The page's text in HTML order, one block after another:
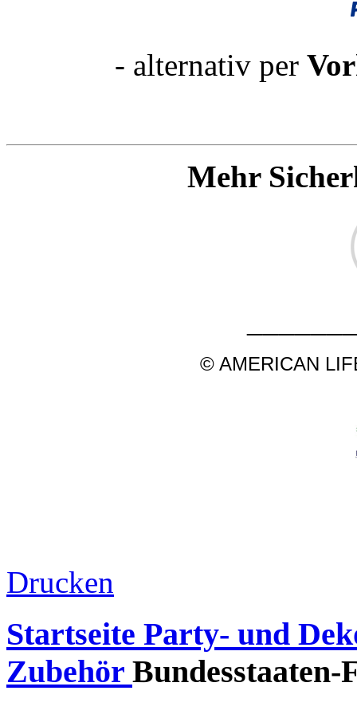
- alternativ per
Mehr
© AMERICAN
Drucken
Startseite Party- und
Zubehör Bundesstaaten-